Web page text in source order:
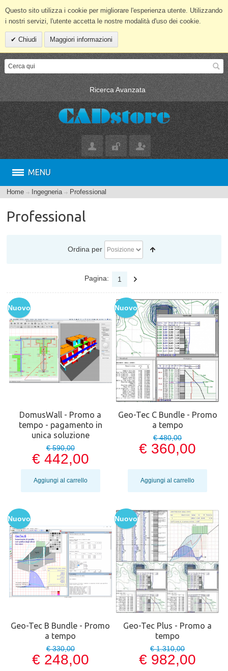
Questo sito utilizza i cookie per migliorare l'esperienza utente. Utilizzando
i nostri servizi, l'utente accetta le nostre modalità d'uso dei cookie.
Chiudi Maggiori informazioni
Ricerca Avanzata
MENU
Home Ingegneria Professional
Professional
Ordina per
Pagina: 1
Nuovo
DomusWall - Promo a
tempo - pagamento in
unica soluzione
€ 590,00
€ 442,00
Aggiungi al carrello
Nuovo
Geo-Tec C Bundle - Promo
a tempo
€ 480,00
€ 360,00
Aggiungi al carrello
Nuovo
Geo-Tec B Bundle - Promo
a tempo
€ 330,00
€ 248,00
Nuovo
Geo-Tec Plus - Promo a
tempo
€ 1.310,00
€ 982,00